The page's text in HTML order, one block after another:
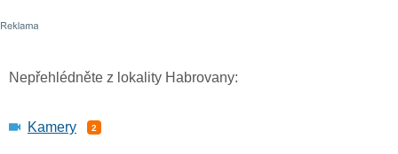
Nepřehlédněte z lokality Habrovany:
Kamery 2